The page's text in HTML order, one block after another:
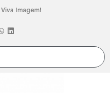
Viva Imagem!